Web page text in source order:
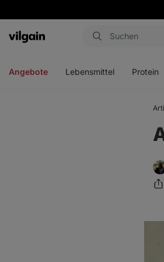
Aktin
Angebote Lebensmittel Protein